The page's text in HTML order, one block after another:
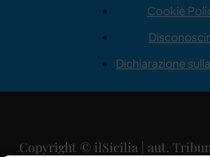
Cookie
Dichiarazione
Copyright © ilSicilia | aut.